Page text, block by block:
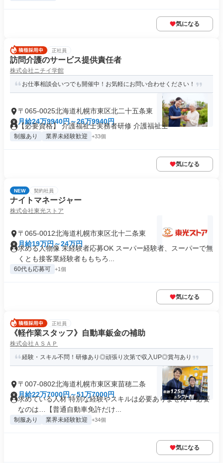
気になる
正社員
訪問介護のサービス提供責任者
株式会社ニチイ学館
お仕事相談会いつでも開催中！お気軽にお問い合わせください！
〒065-0025北海道札幌市東区北二十五条東
月給24万9940円～26万9940円
【必要資格】 介護福祉士実務者研修 介護福祉士
制服あり 業界未経験歓迎 +33個
気になる
NEW 契約社員
ナイトマネージャー
株式会社東光ストア
〒065-0012北海道札幌市東区北十二条東
月給19万円～24万円
求める人物像 未経験者応募OK スーパー経験者、スーパーで無
くとも接客業経験者ももちろ...
60代も応募可 +1個
気になる
正社員
《軽作業スタッフ》自動車鈑金の補助
株式会社ＡＳＡＰ
経験・スキル不問！研修あり◎頑張り次第で収入UP◎賞与あり
〒007-0802北海道札幌市東区東苗穂二条
月給22万7000円～51万7000円
求めている人材 特別な経験やスキルは必要ありません！ 必要
なのは…【普通自動車免許だけ...
制服あり 業界未経験歓迎 +34個
気になる